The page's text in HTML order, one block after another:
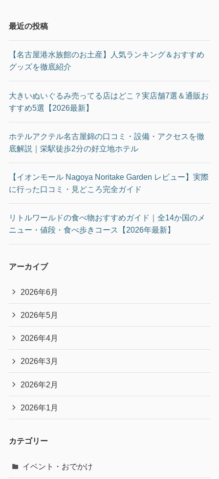
最近の投稿
【名古屋港水族館のお土産】人気ランキング＆おすすめ
グッズを徹底紹介
大きいぬいぐるみ売ってる店はどこ？実店舗7選＆通販お
すすめ5選【2026最新】
ホテルアクテル名古屋錦の口コミ・設備・アクセスを徹
底解説｜栄駅徒歩2分の好立地ホテル
【イオンモール Nagoya Noritake Garden レビュー】実際
に行った口コミ・見どころ完全ガイド
リトルワールドの食べ物おすすめガイド｜全14か国のメ
ニュー・値段・食べ歩きコース【2026年最新】
アーカイブ
2026年6月
2026年5月
2026年4月
2026年3月
2026年2月
2026年1月
カテゴリー
イベント・おでかけ